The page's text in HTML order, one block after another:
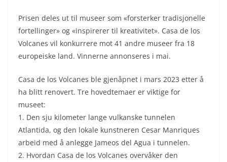
Prisen deles ut til museer som «forsterker tradisjonelle
fortellinger» og «inspirerer til kreativitet». Casa de los
Volcanes vil konkurrere mot 41 andre museer fra 18
europeiske land. Vinnerne annonseres i mai.
Casa de los Volcanes ble gjenåpnet i mars 2023 etter å
ha blitt renovert. Tre hovedtemaer er viktige for
museet:
1. Den sju kilometer lange vulkanske tunnelen
Atlantida, og den lokale kunstneren Cesar Manriques
arbeid med å anlegge Jameos del Agua i tunnelen.
2. Hvordan Casa de los Volcanes overvåker den